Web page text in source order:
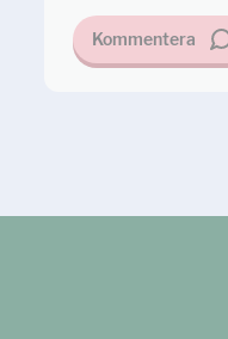
Kommentera